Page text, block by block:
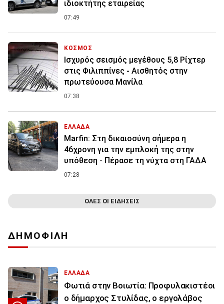
ιδιοκτήτης εταιρείας
07:49
ΚΟΣΜΟΣ
Ισχυρός σεισμός μεγέθους 5,8 Ρίχτερ
στις Φιλιππίνες - Αισθητός στην
πρωτεύουσα Μανίλα
07:38
ΕΛΛΑΔΑ
Marfin: Στη δικαιοσύνη σήμερα η
46χρονη για την εμπλοκή της στην
υπόθεση - Πέρασε τη νύχτα στη ΓΑΔΑ
07:28
ΟΛΕΣ ΟΙ ΕΙΔΗΣΕΙΣ
ΔΗΜΟΦΙΛΗ
ΕΛΛΑΔΑ
Φωτιά στην Βοιωτία: Προφυλακιστέοι
ο δήμαρχος Στυλίδας, ο εργολάβος